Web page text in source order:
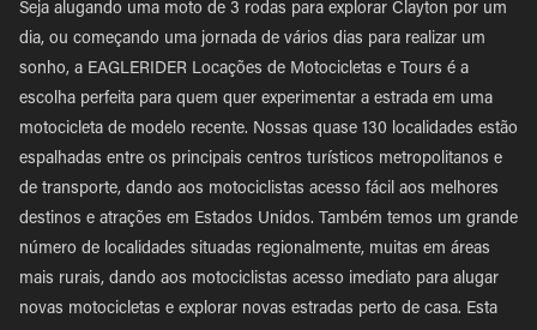
Seja alugando uma moto de 3 rodas para explorar Clayton por um
dia, ou começando uma jornada de vários dias para realizar um
sonho, a EAGLERIDER Locações de Motocicletas e Tours é a
escolha perfeita para quem quer experimentar a estrada em uma
motocicleta de modelo recente. Nossas quase 130 localidades estão
espalhadas entre os principais centros turísticos metropolitanos e
de transporte, dando aos motociclistas acesso fácil aos melhores
destinos e atrações em Estados Unidos. Também temos um grande
número de localidades situadas regionalmente, muitas em áreas
mais rurais, dando aos motociclistas acesso imediato para alugar
novas motocicletas e explorar novas estradas perto de casa. Esta